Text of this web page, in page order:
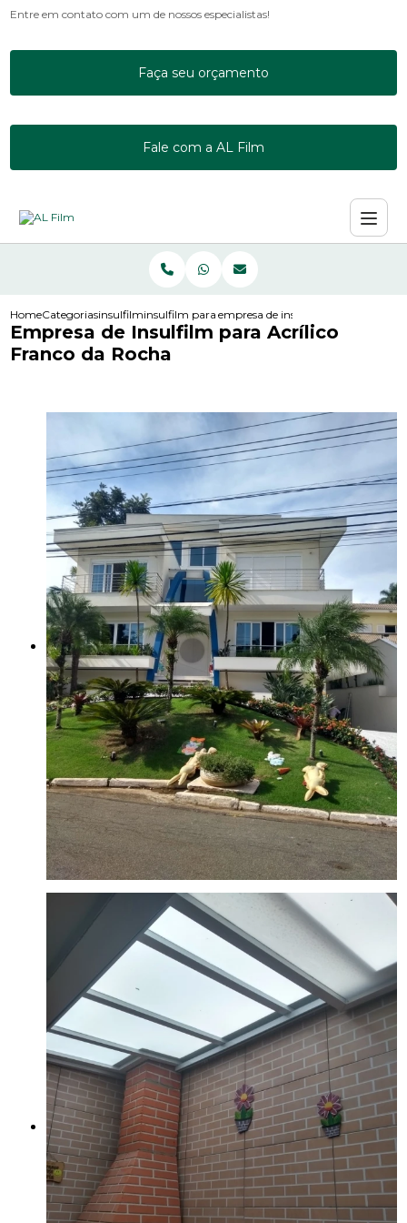
Entre em contato com um de nossos especialistas!
Faça seu orçamento
Fale com a AL Film
HomeCategoriasinsulfilminsulfilm para empresasempresa de insulfilm para acrilico
Empresa de Insulfilm para Acrílico
Franco da Rocha